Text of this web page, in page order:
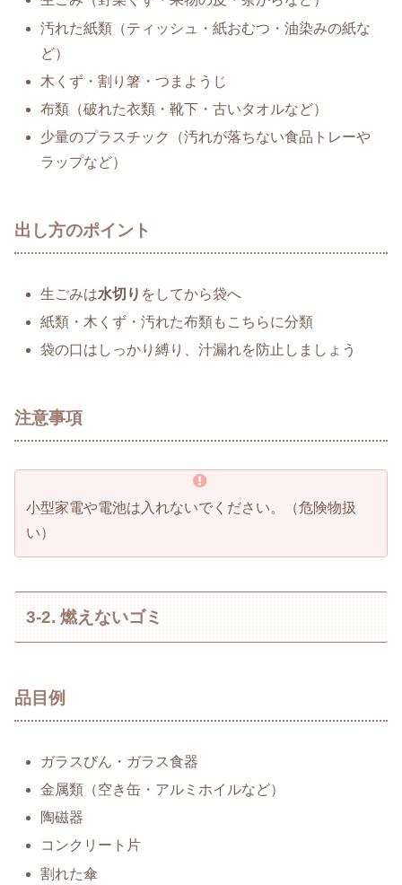
汚れた紙類（ティッシュ・紙おむつ・油染みの紙な
ど）
木くず・割り箸・つまようじ
布類（破れた衣類・靴下・古いタオルなど）
少量のプラスチック（汚れが落ちない食品トレーや
ラップなど）
出し方のポイント
生ごみは水切り をしてから袋へ
紙類・木くず・汚れた布類もこちらに分類
袋の口はしっかり縛り、汁漏れを防止しましょう
注意事項
小型家電や電池は入れないでください。（危険物扱
い）
3-2. 燃えないゴミ
品目例
ガラスびん・ガラス食器
金属類（空き缶・アルミホイルなど）
陶磁器
コンクリート片
割れた傘